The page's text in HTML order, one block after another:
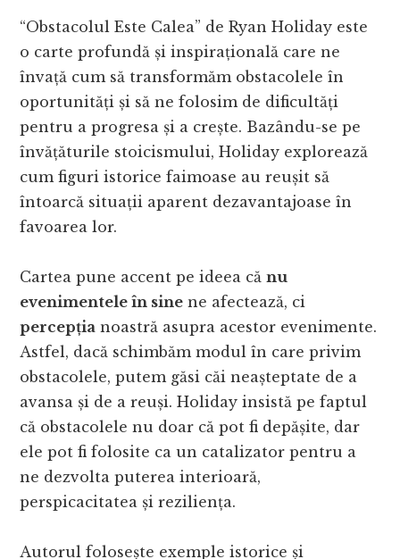
“Obstacolul Este Calea” de Ryan Holiday este
o carte profundă și inspirațională care ne
învață cum să transformăm obstacolele în
oportunități și să ne folosim de dificultăți
pentru a progresa și a crește. Bazându-se pe
învățăturile stoicismului, Holiday explorează
cum figuri istorice faimoase au reușit să
întoarcă situații aparent dezavantajoase în
favoarea lor.
Cartea pune accent pe ideea cănu
evenimentele în sine ne afectează, ci
percepția noastră asupra acestor evenimente.
Astfel, dacă schimbăm modul în care privim
obstacolele, putem găsi căi neașteptate de a
avansa și de a reuși. Holiday insistă pe faptul
că obstacolele nu doar că pot fi depășite, dar
ele pot fi folosite ca un catalizator pentru a
ne dezvolta puterea interioară,
perspicacitatea și reziliența.
Autorul folosește exemple istorice și